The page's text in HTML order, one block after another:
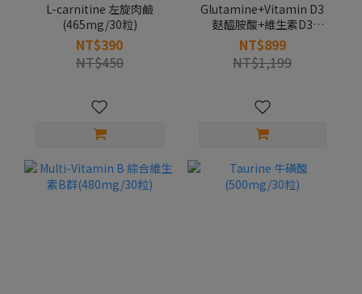
L-carnitine 左旋肉鹼
(465mg/30粒)
NT$390
NT$450
Glutamine+Vitamin D3
麩醯胺酸+維生素D3
(300g/袋)
NT$899
NT$1,199